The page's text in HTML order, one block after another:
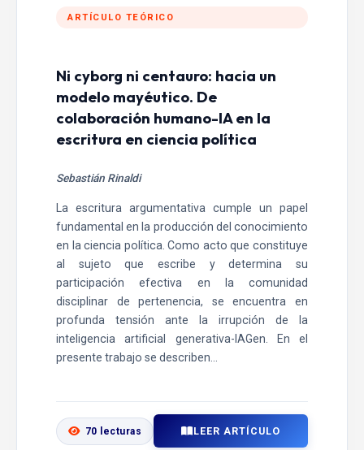
ARTÍCULO TEÓRICO
Ni cyborg ni centauro: hacia un
modelo mayéutico. De
colaboración humano-IA en la
escritura en ciencia política
Sebastián Rinaldi
La escritura argumentativa cumple un papel
fundamental en la producción del conocimiento
en la ciencia política. Como acto que constituye
al sujeto que escribe y determina su
participación efectiva en la comunidad
disciplinar de pertenencia, se encuentra en
profunda tensión ante la irrupción de la
inteligencia artificial generativa-IAGen. En el
presente trabajo se describen...
70 lecturas LEER ARTÍCULO